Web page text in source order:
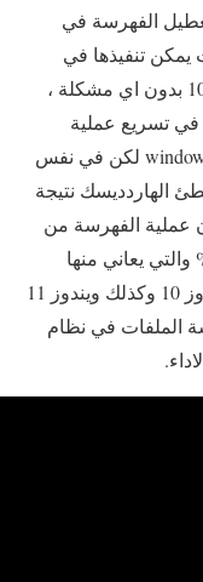
الفهرسة في
الخطوات يمكن تنفيذها في
ايقاف فهرسة الملفات في ويندوز 10,11,8,7 بدون اي مشكلة ،
تسريع عملية
البحث عن الملفات داخل نظام التشغيل windows لكن في نفس
الهاردديسك نتيجة
الفهرسة من
مشكلة استهلاك الهارد بنسبة 100% والتي يعاني منها
الكثير من مستخدمي انظمة التشغيل ويندوز 10 وكذلك ويندوز 11
الملفات في نظام